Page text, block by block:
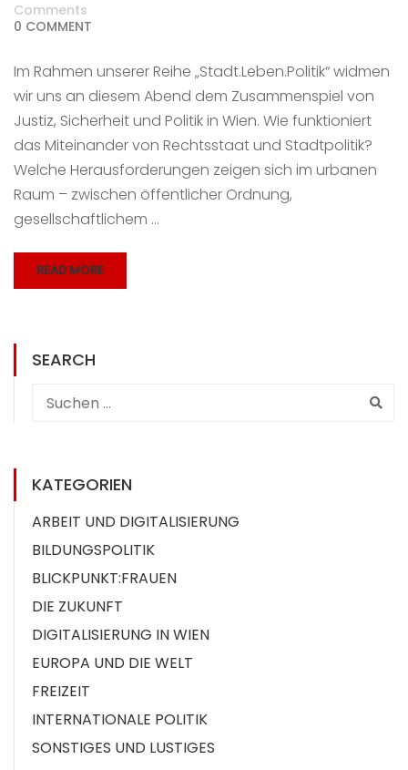
Comments
0 COMMENT
Im Rahmen unserer Reihe „Stadt.Leben.Politik“ widmen
wir uns an diesem Abend dem Zusammenspiel von
Justiz, Sicherheit und Politik in Wien. Wie funktioniert
das Miteinander von Rechtsstaat und Stadtpolitik?
Welche Herausforderungen zeigen sich im urbanen
Raum – zwischen öffentlicher Ordnung,
gesellschaftlichem …
READ MORE
SEARCH
KATEGORIEN
ARBEIT UND DIGITALISIERUNG
BILDUNGSPOLITIK
BLICKPUNKT:FRAUEN
DIE ZUKUNFT
DIGITALISIERUNG IN WIEN
EUROPA UND DIE WELT
FREIZEIT
INTERNATIONALE POLITIK
SONSTIGES UND LUSTIGES